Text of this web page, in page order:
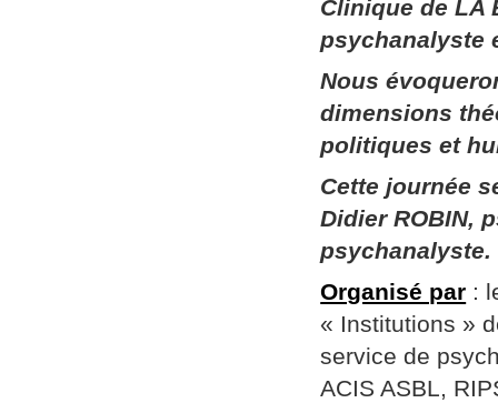
Clinique de LA
psychanalyste
Nous
dimensions
politiques et
Cette journée
Didier ROBIN,
psychanalyste.
Organisé par :
« Institutions »
service de
ACIS ASBL,